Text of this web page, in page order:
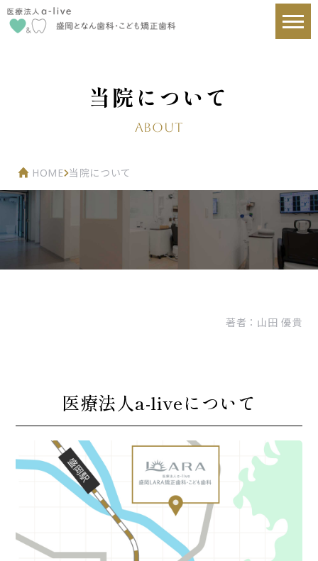
当院について
About
HOME 当院について
著者： 山田 優貴
医療法人a-liveについて